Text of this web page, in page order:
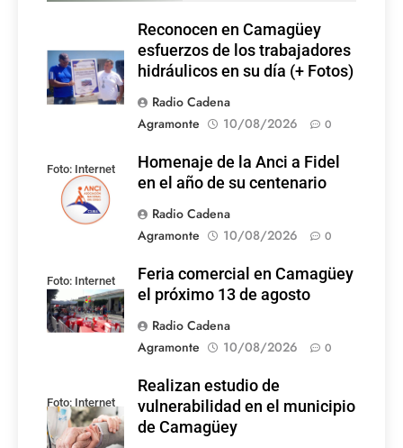
Reconocen en Camagüey
esfuerzos de los trabajadores
hidráulicos en su día (+ Fotos)
Radio Cadena
Agramonte
10/08/2026 0
Foto: Internet
Homenaje de la Anci a Fidel
en el año de su centenario
Radio Cadena
Agramonte
10/08/2026 0
Foto: Internet
Feria comercial en Camagüey
el próximo 13 de agosto
Radio Cadena
Agramonte
10/08/2026 0
Foto: Internet
Realizan estudio de
vulnerabilidad en el municipio
de Camagüey